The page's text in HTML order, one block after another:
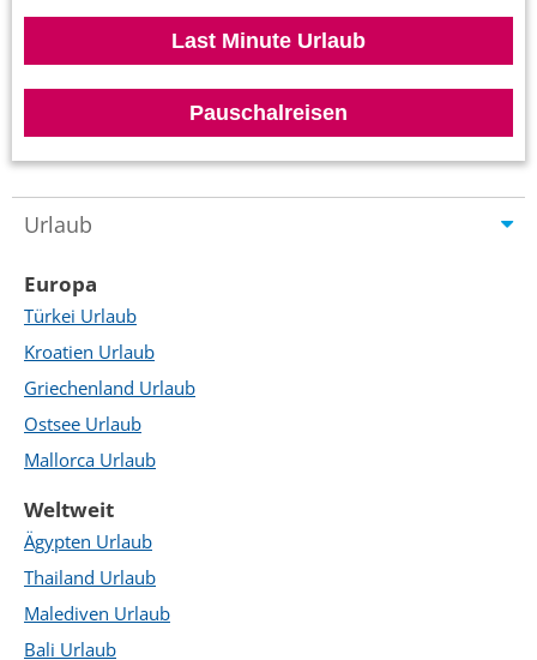
Last Minute Urlaub
Pauschalreisen
Urlaub
Europa
Türkei Urlaub
Kroatien Urlaub
Griechenland Urlaub
Ostsee Urlaub
Mallorca Urlaub
Weltweit
Ägypten Urlaub
Thailand Urlaub
Malediven Urlaub
Bali Urlaub